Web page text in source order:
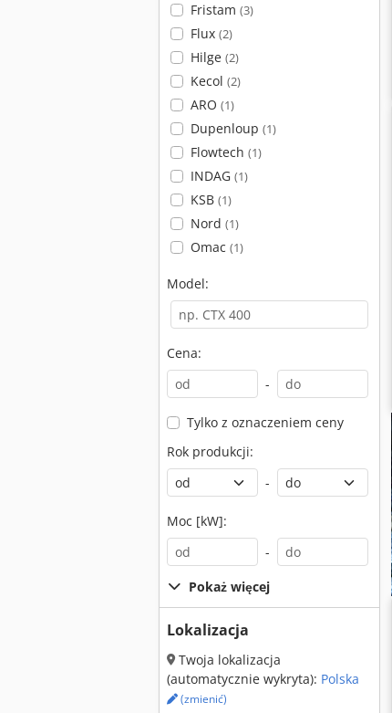
Fristam (3)
Flux (2)
Hilge (2)
Kecol (2)
ARO (1)
Dupenloup (1)
Flowtech (1)
INDAG (1)
KSB (1)
Nord (1)
Omac (1)
Model:
Cena:
-
Tylko z oznaczeniem ceny
Rok produkcji:
-
Moc [kW]:
-
Pokaż więcej
Lokalizacja
Twoja lokalizacja
(automatycznie wykryta): Polska
(zmienić)